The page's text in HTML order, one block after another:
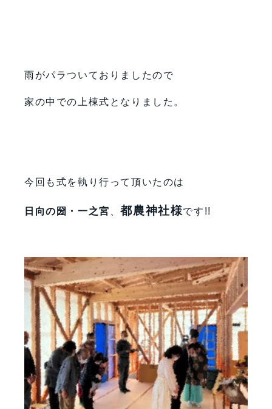
雨がパラついておりましたので
家の中での上棟式となりました。
今回も式を執り行って頂いたのは
日向の圀・一之宮 、都農神社様です!!